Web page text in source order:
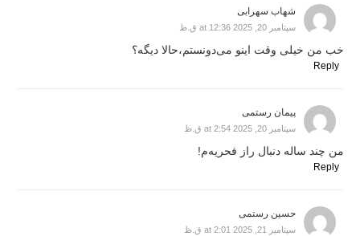
شهاب سهرابی
سپتامبر 20, 2025 at 12:36 ق.ظ
خب من خیلی وقت اینو می‌دونستم،حالا دیگه؟
Reply
پیمان رستمی
سپتامبر 20, 2025 at 2:54 ق.ظ
من چند ساله دنبال راز فحریه‌م!
Reply
حسین رستمی
سپتامبر 21, 2025 at 2:01 ق.ظ